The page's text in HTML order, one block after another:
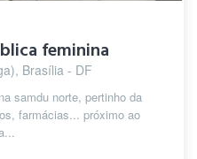
feminina
Brasília - DF
samdu norte, pertinho da
farmácias... próximo ao